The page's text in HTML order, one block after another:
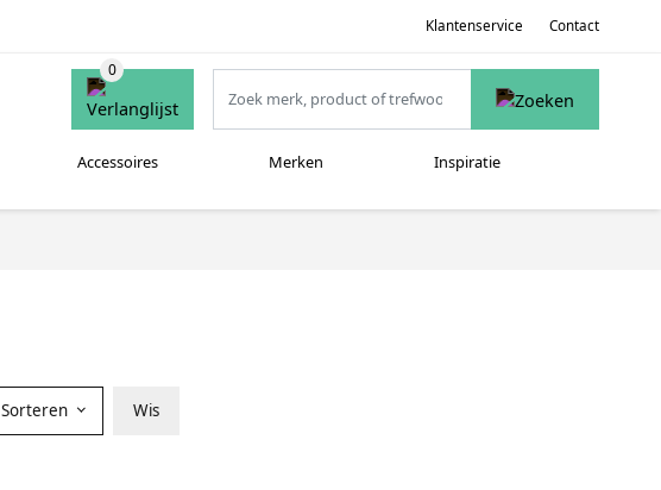
Klantenservice Contact
Accessoires Merken Inspiratie
Sorteren Wis